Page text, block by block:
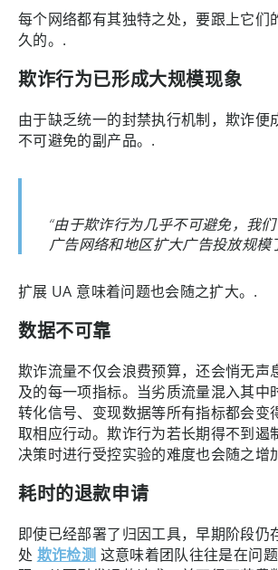
每个网络都有其独特之处，要跟上它们
久的。.
欺诈行为已形成大规模现象
由于缺乏统一的封禁执行机制，欺诈便
不可避免的副产品。.
“由于欺诈行为几乎不可避免，我
广告网络和地区扩大广告投放规模
扩展 UA 意味着问题也会随之扩大。.
数据不可靠
欺诈流量不仅会浪费预算，还会悄无声
及的每一项指标。当劣质流量混入其中
转化信号、变现数据等所有指标都会变
取相应行动。欺诈行为若长期得不到遏
决策时进行受控实验的难度也会随之增
耗时的退款申请
即使已经部署了归因工具，早期阶段仍
处 欺诈检测 这意味着团队往往是在问